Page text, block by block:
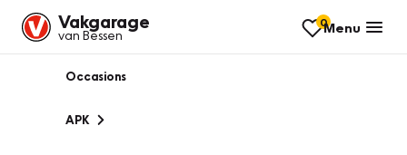
Vakgarage
van Bessen
0Menu
Occasions
APK